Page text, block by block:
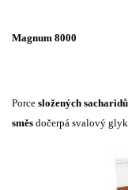
Magnum 8000
Porce složených sacharidů
směs dočerpá svalový